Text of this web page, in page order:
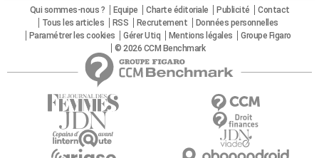
Qui sommes-nous ? Equipe Charte éditoriale Publicité
Contact
Tous les articles
RSS Recrutement
Données personnelles
Paramétrer les cookies
Gérer Utiq Mentions légales
Groupe Figaro
© 2026 CCM Benchmark